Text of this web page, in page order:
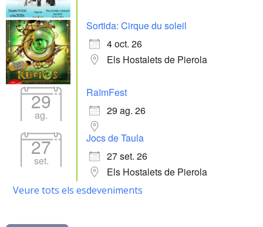
Sortida: Cirque du soleil
4 oct. 26
Els Hostalets de Pierola
29
ag.
RaïmFest
29 ag. 26
27
set.
Jocs de Taula
27 set. 26
Els Hostalets de Pierola
Veure tots els esdeveniments